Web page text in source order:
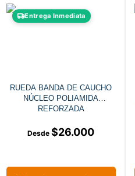
Entrega Inmediata
RUEDA BANDA DE CAUCHO
NÚCLEO POLIAMIDA
REFORZADA
$26.000